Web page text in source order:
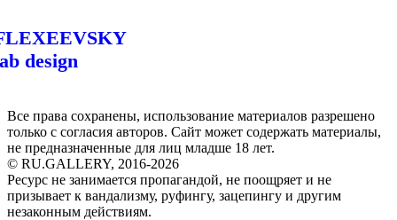
design
Все права сохранены, использование материалов разрешено
только с согласия авторов. Сайт может содержать материалы,
не предназначенные для лиц младше 18 лет.
© RU.GALLERY, 2016-2026
Ресурс не занимается пропагандой, не поощряет и не
призывает к вандализму, руфингу, зацепингу и другим
незаконным действиям.